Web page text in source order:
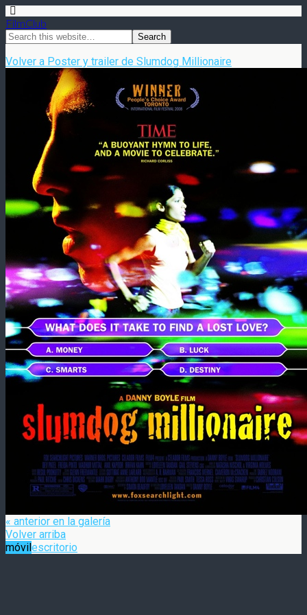
FilmClub
Volver a Poster y trailer de Slumdog Millionaire
« anterior en la galería
Volver arriba
móvilescritorio